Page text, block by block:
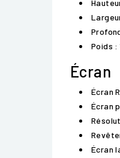
Poids :
Écran
Écran
Écran
Écran